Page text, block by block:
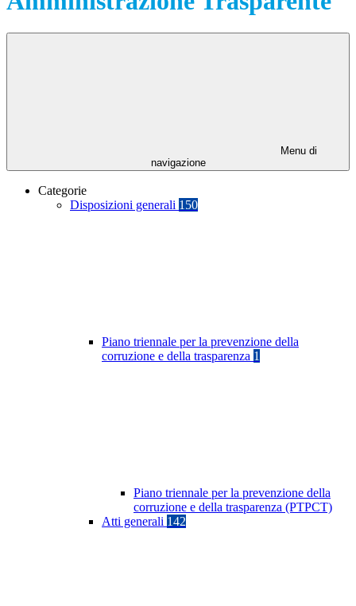
Menu di
navigazione
Categorie
Disposizioni generali 150
Piano triennale per la prevenzione della
corruzione e della trasparenza 1
Piano triennale per la prevenzione della
corruzione e della trasparenza (PTPCT)
Atti generali 142